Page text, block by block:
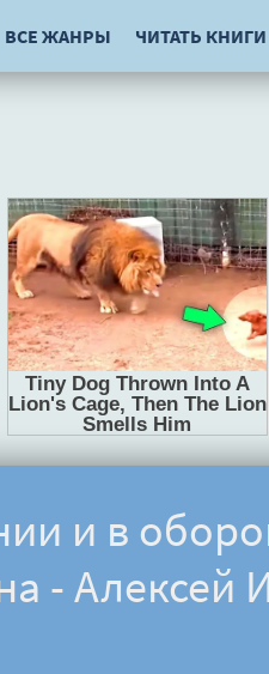
ВСЕ ЖАНРЫ ЧИТАТЬ КНИГИ
и в
- Алексей